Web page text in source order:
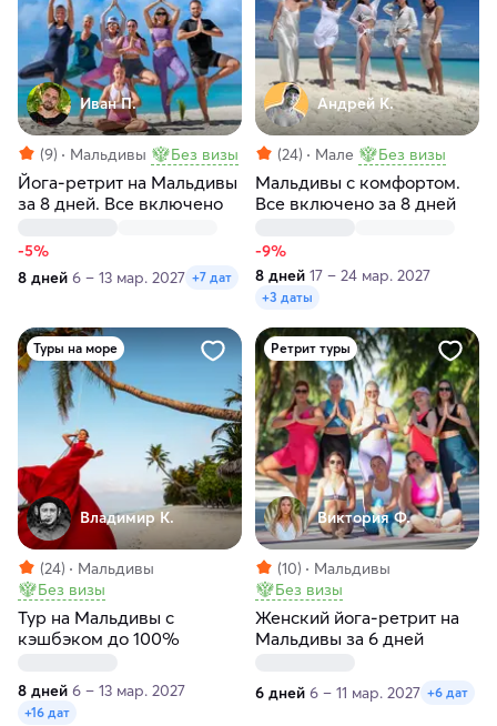
Иван П.
(9) Мальдивы Без визы
Йога-ретрит на Мальдивы
за 8 дней. Все включено
-5%
8 дней 6 – 13 мар. 2027 +7 дат
Андрей К.
(24) Мале Без визы
Мальдивы с комфортом.
Все включено за 8 дней
-9%
8 дней 17 – 24 мар. 2027
+3 даты
Туры на море
Владимир К.
(24)
Мальдивы
Без визы
Тур на Мальдивы с
кэшбэком до 100%
8 дней 6 – 13 мар. 2027
+16 дат
Ретрит туры
Виктория Ф.
(10)
Мальдивы
Без визы
Женский йога-ретрит на
Мальдивы за 6 дней
6 дней 6 – 11 мар. 2027 +6 дат